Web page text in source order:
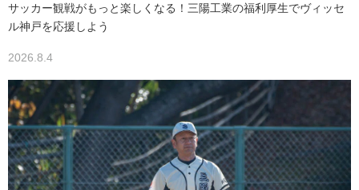
サッカー観戦がもっと楽しくなる！三陽工業の福利厚生でヴィッセ
ル神戸を応援しよう
2026.8.4